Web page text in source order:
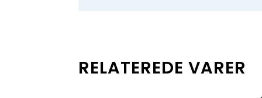
RELATEREDE VARER